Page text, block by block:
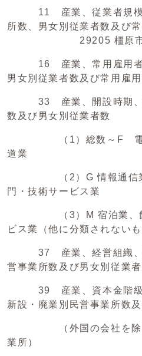
11 産業、従業者規模、
所数、男女別従業者数及び
29205 橿原市 ～
16 産業、常用雇用者規
男女別従業者数及び常用雇
33 産業、開設時期、
数及び男女別従業者数
（1）総数～F 電気
道業
（2）G 情報通信業
門・技術サービス業
（3）M 宿泊業、飲食
ビス業（他に分類されないも
37 産業、経営組織、存
営事業所数及び男女別従業
39 産業、資本金階級、
新設・廃業別民営事業所数
（外国の会社を除く
業所）